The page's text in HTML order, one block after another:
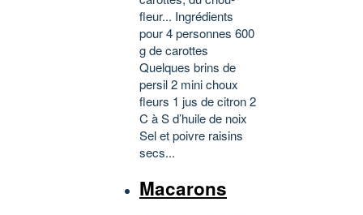
fleur... Ingrédients
pour 4 personnes 600
g de carottes
Quelques brins de
persil 2 mini choux
fleurs 1 jus de citron 2
C à S d’huile de noix
Sel et poivre raisins
secs...
Macarons